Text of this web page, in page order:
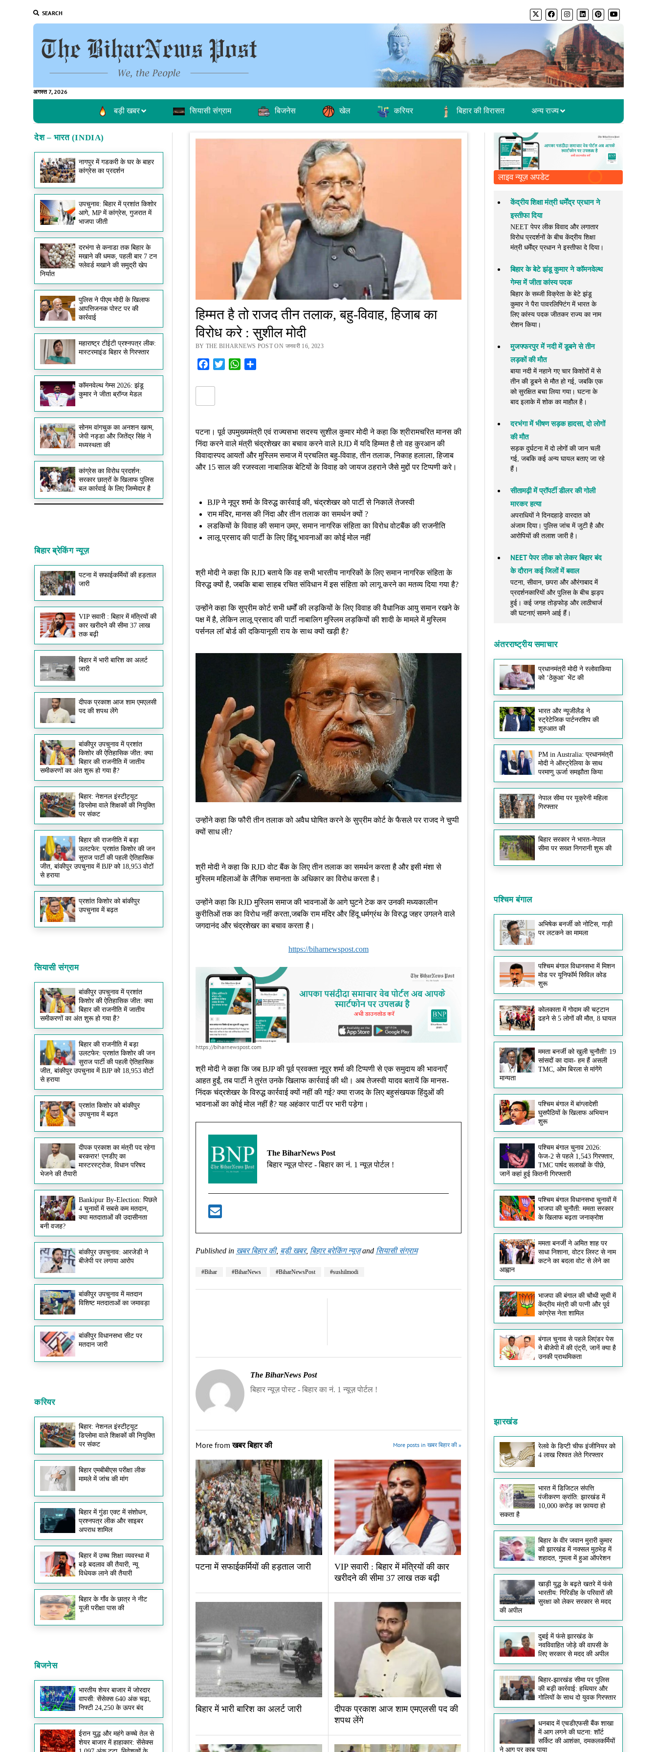
SEARCH
अगस्त 7, 2026
बड़ी खबर सियासी संग्राम बिजनेस खेल करियर बिहार की विरासत अन्य राज्य
देश – भारत (INDIA)
नागपुर में गडकरी के घर के बाहर
कांग्रेस का प्रदर्शन
उपचुनाव: बिहार में प्रशांत किशोर
आगे, MP में कांग्रेस, गुजरात में
भाजपा जीती
दरभंगा से कनाडा तक बिहार के
मखाने की धमक, पहली बार 7 टन
फ्लेवर्ड मखाने की समुद्री खेप
निर्यात
पुलिस ने पीएम मोदी के खिलाफ
आपत्तिजनक पोस्ट पर की
कार्रवाई
महाराष्ट्र टीईटी प्रश्नपत्र लीक:
मास्टरमाइंड बिहार से गिरफ्तार
कॉमनवेल्थ गेम्स 2026: झंडू
कुमार ने जीता ब्रॉन्ज मेडल
सोनम वांगचुक का अनशन खत्म,
जेपी नड्डा और जितेंद्र सिंह ने
मध्यस्थता की
कांग्रेस का विरोध प्रदर्शन:
सरकार छात्रों के खिलाफ पुलिस
बल कार्रवाई के लिए जिम्मेदार है
बिहार ब्रेकिंग न्यूज़
पटना में सफाईकर्मियों की हड़ताल
जारी
VIP सवारी : बिहार में मंत्रियों की
कार खरीदने की सीमा 37 लाख
तक बढ़ी
बिहार में भारी बारिश का अलर्ट
जारी
दीपक प्रकाश आज शाम एमएलसी
पद की शपथ लेंगे
बांकीपुर उपचुनाव में प्रशांत
किशोर की ऐतिहासिक जीत: क्या
बिहार की राजनीति में जातीय
समीकरणों का अंत शुरू हो गया है?
बिहार: नेशनल इंस्टीट्यूट
डिप्लोमा वाले शिक्षकों की नियुक्ति
पर संकट
बिहार की राजनीति में बड़ा
उलटफेर: प्रशांत किशोर की जन
सुराज पार्टी की पहली ऐतिहासिक
जीत, बांकीपुर उपचुनाव में BJP को 18,953 वोटों
से हराया
प्रशांत किशोर को बांकीपुर
उपचुनाव में बढ़त
सियासी संग्राम
बांकीपुर उपचुनाव में प्रशांत
किशोर की ऐतिहासिक जीत: क्या
बिहार की राजनीति में जातीय
समीकरणों का अंत शुरू हो गया है?
बिहार की राजनीति में बड़ा
उलटफेर: प्रशांत किशोर की जन
सुराज पार्टी की पहली ऐतिहासिक
जीत, बांकीपुर उपचुनाव में BJP को 18,953 वोटों
से हराया
प्रशांत किशोर को बांकीपुर
उपचुनाव में बढ़त
दीपक प्रकाश का मंत्री पद रहेगा
बरकरार! एनडीए का
मास्टरस्ट्रोक, विधान परिषद
भेजने की तैयारी
Bankipur By-Election: पिछले
4 चुनावों में सबसे कम मतदान,
क्या मतदाताओं की उदासीनता
बनी वजह?
बांकीपुर उपचुनाव: आरजेडी ने
बीजेपी पर लगाया आरोप
बांकीपुर उपचुनाव में मतदान
विशिष्ट मतदाताओं का जमावड़ा
बांकीपुर विधानसभा सीट पर
मतदान जारी
करियर
बिहार: नेशनल इंस्टीट्यूट
डिप्लोमा वाले शिक्षकों की नियुक्ति
पर संकट
बिहार एमबीबीएस परीक्षा लीक
मामले में जांच की मांग
बिहार में गुंडा एक्ट में संशोधन,
प्रश्नपत्र लीक और साइबर
अपराध शामिल
बिहार में उच्च शिक्षा व्यवस्था में
बड़े बदलाव की तैयारी, न्यू
विधेयक लाने की तैयारी
बिहार के गाँव के छात्र ने नीट
यूजी परीक्षा पास की
बिजनेस
भारतीय शेयर बाजार में जोरदार
वापसी: सेंसेक्स 640 अंक चढ़ा,
निफ्टी 24,250 के ऊपर बंद
ईरान युद्ध और महंगे कच्चे तेल से
शेयर बाजार में हाहाकार: सेंसेक्स
हिम्मत है तो राजद तीन तलाक, बहु-विवाह, हिजाब का
विरोध करे : सुशील मोदी
BY THE BIHARNEWS POST ON जनवरी 16, 2023
Facebook
Twitter WhatsApp
पटना। पूर्व उपमुख्यमंत्री एवं राज्यसभा सदस्य सुशील कुमार मोदी ने कहा कि श्रीरामचरित मानस की
निंदा करने वाले मंत्री चंद्रशेखर का बचाव करने वाले RJD में यदि हिम्मत है तो वह कुरआन की
विवादास्पद आयतों और मुस्लिम समाज में प्रचलित बहु-विवाह, तीन तलाक, निकाह हलाला, हिजाब
और 15 साल की रजस्वला नाबालिक बेटियों के विवाह को जायज ठहराने जैसे मुद्दों पर टिप्पणी करे।
BJP ने नूपुर शर्मा के विरुद्ध कार्रवाई की, चंद्रशेखर को पार्टी से निकालें तेजस्वी
राम मंदिर, मानस की निंदा और तीन तलाक का समर्थन क्यों ?
लडकियों के विवाह की समान उम्र, समान नागरिक संहिता का विरोध वोटबैंक की राजनीति
लालू प्रसाद की पार्टी के लिए हिंदू भावनाओं का कोई मोल नहीं
श्री मोदी ने कहा कि RJD बताये कि वह सभी भारतीय नागरिकों के लिए समान नागरिक संहिता के
विरुद्ध क्यों है, जबकि बाबा साहब रचित संविधान में इस संहिता को लागू करने का मतव्य दिया गया है?
उन्होंने कहा कि सुप्रीम कोर्ट सभी धर्मों की लड़कियों के लिए विवाह की वैधानिक आयु समान रखने के
पक्ष में है, लेकिन लालू प्रसाद की पार्टी नाबालिग मुस्लिम लड़कियों की शादी के मामले में मुस्लिम
पर्सनल लॉ बोर्ड की दकियानूसी राय के साथ क्यों खड़ी है?
उन्होंने कहा कि फौरी तीन तलाक को अवैध घोषित करने के सुप्रीम कोर्ट के फैसले पर राजद ने चुप्पी
क्यों साध ली?
श्री मोदी ने कहा कि RJD वोट बैंक के लिए तीन तलाक का समर्थन करता है और इसी मंशा से
मुस्लिम महिलाओं के लैंगिक समानता के अधिकार का विरोध करता है।
उन्होंने कहा कि RJD मुस्लिम समाज की भावनाओं के आगे घुटने टेक कर उनकी मध्यकालीन
कुरीतिओं तक का विरोध नहीं करता,जबकि राम मंदिर और हिंदू धर्मग्रंथ के विरुद्ध जहर उगलने वाले
जगदानंद और चंद्रशेखर का बचाव करता है।
https://biharnewspost.com
https://biharnewspost.com
श्री मोदी ने कहा कि जब BJP की पूर्व प्रवक्ता नूपुर शर्मा की टिप्पणी से एक समुदाय की भावनाएँ
आहत हुईं, तब पार्टी ने तुरंत उनके खिलाफ कार्रवाई की थी। अब तेजस्वी यादव बतायें कि मानस-
निंदक चंद्रशेखर के विरुद्ध कार्रवाई क्यों नहीं की गई? क्या राजद के लिए बहुसंखयक हिंदुओं की
भावनाओं का कोई मोल नहीं है? यह अहंकार पार्टी पर भारी पड़ेगा।
The BiharNews Post
बिहार न्यूज़ पोस्ट - बिहार का नं. 1 न्यूज़ पोर्टल !
Published in खबर बिहार की, बड़ी खबर, बिहार ब्रेकिंग न्यूज़and सियासी संग्राम
#Bihar #BiharNews #BiharNewsPost #sushilmodi
The BiharNews Post
बिहार न्यूज़ पोस्ट - बिहार का नं. 1 न्यूज़ पोर्टल !
More fromखबर बिहार की More posts in खबर बिहार की »
पटना में सफाईकर्मियों की हड़ताल जारी
VIP सवारी : बिहार में मंत्रियों की कार
खरीदने की सीमा 37 लाख तक बढ़ी
बिहार में भारी बारिश का अलर्ट जारी
दीपक प्रकाश आज शाम एमएलसी पद की
शपथ लेंगे
लाइव न्यूज़ अपडेट
केंद्रीय शिक्षा मंत्री धर्मेंद्र प्रधान ने
इस्तीफा दिया
NEET पेपर लीक विवाद और लगातार
विरोध प्रदर्शनों के बीच केंद्रीय शिक्षा
मंत्री धर्मेंद्र प्रधान ने इस्तीफा दे दिया।
बिहार के बेटे झंडू कुमार ने कॉमनवेल्थ
गेम्स में जीता कांस्य पदक
बिहार के सब्जी विक्रेता के बेटे झंडू
कुमार ने पैरा पावरलिफ्टिंग में भारत के
लिए कांस्य पदक जीतकर राज्य का नाम
रोशन किया।
मुजफ्फरपुर में नदी में डूबने से तीन
लड़कों की मौत
बाया नदी में नहाने गए चार किशोरों में से
तीन की डूबने से मौत हो गई, जबकि एक
को सुरक्षित बचा लिया गया। घटना के
बाद इलाके में शोक का माहौल है।
दरभंगा में भीषण सड़क हादसा, दो लोगों
की मौत
सड़क दुर्घटना में दो लोगों की जान चली
गई, जबकि कई अन्य घायल बताए जा रहे
हैं।
सीतामढ़ी में प्रॉपर्टी डीलर की गोली
मारकर हत्या
अपराधियों ने दिनदहाड़े वारदात को
अंजाम दिया। पुलिस जांच में जुटी है और
आरोपियों की तलाश जारी है।
NEET पेपर लीक को लेकर बिहार बंद
के दौरान कई जिलों में बवाल
पटना, सीवान, छपरा और औरंगाबाद में
प्रदर्शनकारियों और पुलिस के बीच झड़प
हुई। कई जगह तोड़फोड़ और लाठीचार्ज
की घटनाएं सामने आई हैं।
अंतरराष्ट्रीय समाचार
प्रधानमंत्री मोदी ने स्लोवाकिया
को ‘ठेकुआ’ भेंट की
भारत और न्यूजीलैड ने
स्ट्रेटेजिक पार्टनरशिप की
शुरुआत की
PM in Australia: प्रधानमंत्री
मोदी ने ऑस्ट्रेलिया के साथ
परमाणु ऊर्जा समझौता किया
नेपाल सीमा पर यूक्रेनी महिला
गिरफ्तार
बिहार सरकार ने भारत-नेपाल
सीमा पर सख्त निगरानी शुरू की
पश्चिम बंगाल
अभिषेक बनर्जी को नोटिस, गाड़ी
पर लटकने का मामला
पश्चिम बंगाल विधानसभा में मिशन
मोड पर यूनिफॉर्म सिविल कोड
शुरू
कोलकाता में गोदाम की चट्टान
ढहने से 5 लोगों की मौत, 8 घायल
ममता बनर्जी को खुली चुनौती! 19
सांसदों का दावा- हम हैं असली
TMC, ओम बिरला से मांगेंगे
मान्यता
पश्चिम बंगाल में बांग्लादेशी
घुसपैठियों के खिलाफ अभियान
शुरू
पश्चिम बंगाल चुनाव 2026:
फेज-2 से पहले 1,543 गिरफ्तार,
TMC पार्षद सलाखों के पीछे,
जानें कहां हुई कितनी गिरफ्तारी
पश्चिम बंगाल विधानसभा चुनावों में
भाजपा की चुनौती: ममता सरकार
के खिलाफ बढ़ता जनाक्रोश
ममता बनर्जी ने अमित शाह पर
साधा निशाना, वोटर लिस्ट से नाम
कटने का बदला वोट से लेने का
आह्वान
भाजपा की बंगाल की चौथी सूची में
केंद्रीय मंत्री की पत्नी और पूर्व
कांग्रेस नेता शामिल
बंगाल चुनाव से पहले लिएंडर पेस
ने बीजेपी में की एंट्री, जानें क्या है
उनकी प्राथमिकता
झारखंड
रेलवे के डिप्टी चीफ इंजीनियर को
4 लाख रिश्वत लेते गिरफ्तार
भारत में डिजिटल संपत्ति
पंजीकरण क्रांति: झारखंड में
10,000 करोड़ का फ़ायदा हो
सकता है
बिहार के वीर जवान मुरारी कुमार
की झारखंड में नक्सल मुठभेड़ में
शहादत, गुमला में हुआ ऑपरेशन
खाड़ी युद्ध के बढ़ते खतरे में फंसे
भारतीय: गिरिडीह के परिवारों की
सुरक्षा को लेकर सरकार से मदद
की अपील
दुबई में फंसे झारखंड के
नवविवाहित जोड़े की वापसी के
लिए सरकार से मदद की अपील
बिहार-झारखंड सीमा पर पुलिस
की बड़ी कार्रवाई: हथियार और
गोलियों के साथ दो युवक गिरफ्तार
धनबाद में एचडीएफसी बैंक शाखा
में आग लगने की घटना: शॉर्ट
सर्किट की आशंका, दमकलकर्मियों
ने आग पर काबू पाया